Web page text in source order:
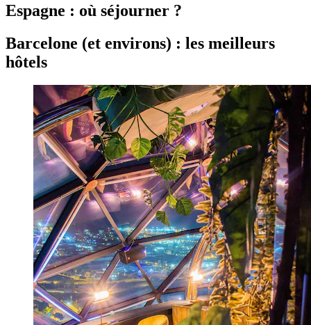
Espagne : où séjourner ?
Barcelone (et environs) : les meilleurs
hôtels